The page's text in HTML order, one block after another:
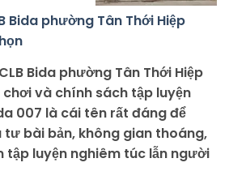
Bida phường Tân Thới Hiệp
Bida phường Tân Thới Hiệp
và chính sách tập luyện
007 là cái tên rất đáng để
tư bài bản, không gian thoáng,
tập luyện nghiêm túc lẫn người